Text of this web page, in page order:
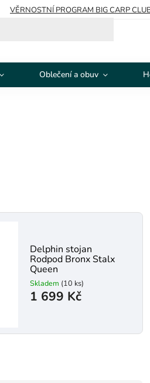
VĚRNOSTNÍ PROGRAM BIG CARP
Oblečení a obuv
Delphin stojan
Rodpod Bronx Stalx
Queen
Skladem (10 ks)
1 699 Kč